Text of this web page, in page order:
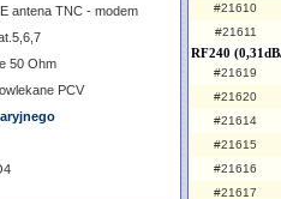
antena TNC - modem
50 Ohm
PCV
#21610
#21611
RF240
#21619
#21620
#21614
#21615
#21616
#21617